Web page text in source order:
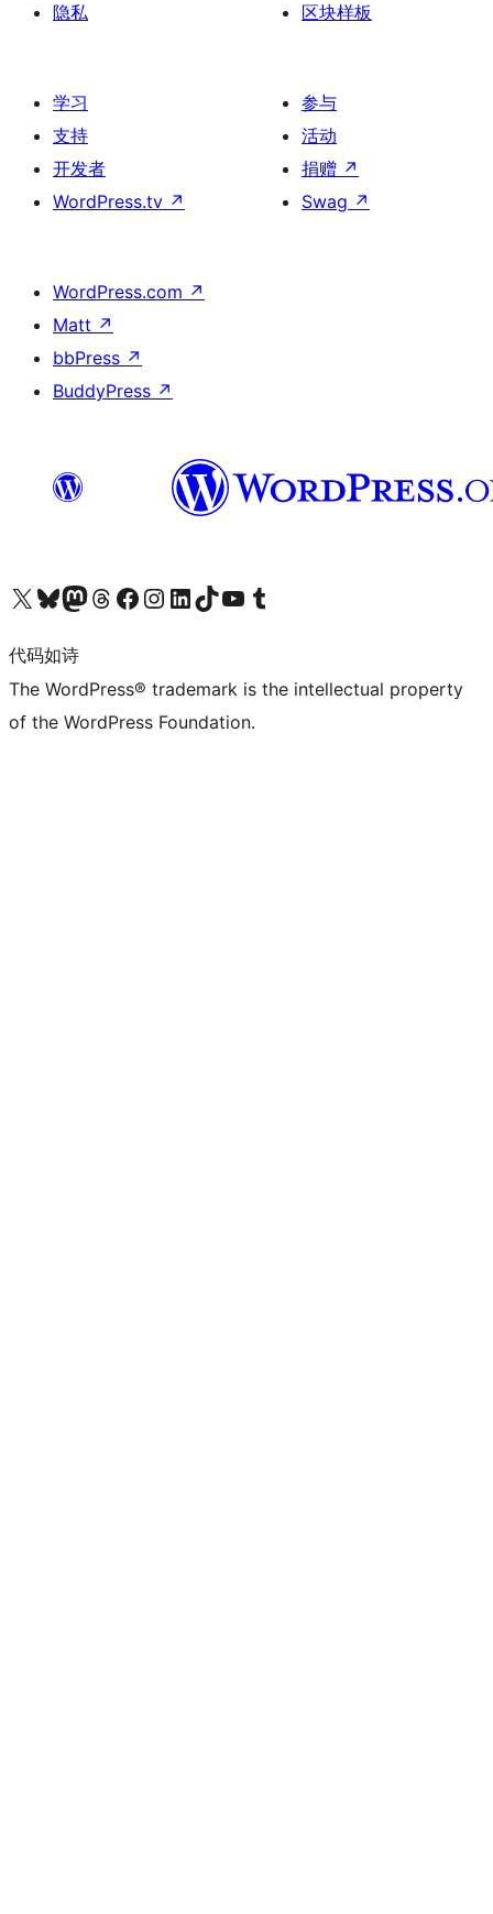
隐私
区块样板
学习
支持
开发者
WordPress.tv ↗
参与
活动
捐赠 ↗
Swag ↗
WordPress.com ↗
Matt ↗
bbPress ↗
BuddyPress ↗
关注我们的 X（原 Twitter）账号访问我们的 Bluesky 账号关注我们的 Mastodon 账号访问我们的 Threads 账号 访问我们的 Facebook 公共主页关注我们的 Instagram 账号 关注我们的 LinkedIn 主页访问我们的 TikTok 账号访问我们的 YouTube 频道 访问我们的 Tumblr 账号
代码如诗
The WordPress® trademark is the intellectual property
of the WordPress Foundation.